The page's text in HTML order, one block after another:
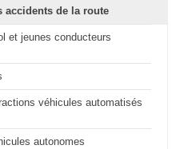
accidents de la route
et jeunes conducteurs
véhicules automatisés
autonomes